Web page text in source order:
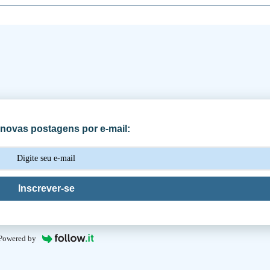
postagens por e-mail:
Inscrever-se
by